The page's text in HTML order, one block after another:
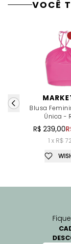
VOCÊ
Blusa
Única -
R$ 239,00
1 x R$